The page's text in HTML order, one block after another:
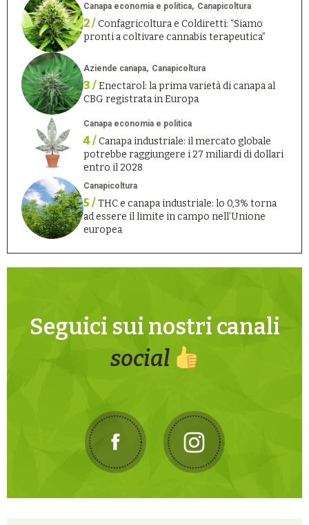
Canapa economia e politica Canapicoltura
2 /Confagricoltura e Coldiretti: “Siamo
pronti a coltivare cannabis terapeutica”
Aziende canapa Canapicoltura
3 /Enectarol: la prima varietà di canapa al
CBG registrata in Europa
Canapa economia e politica
4 /Canapa industriale: il mercato globale
potrebbe raggiungere i 27 miliardi di dollari
entro il 2028
Canapicoltura
5 /THC e canapa industriale: lo 0,3% torna
ad essere il limite in campo nell’Unione
europea
Seguici sui nostri canali
social